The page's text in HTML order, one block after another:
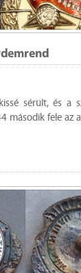
sérült, és a
második fele az